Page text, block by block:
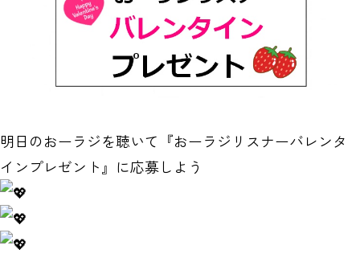
明日のおーラジを聴いて『おーラジリスナーバレンタ
インプレゼント』に応募しよう